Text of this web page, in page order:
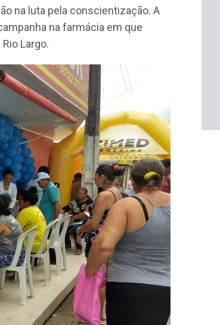
na luta pela conscientização. A
na farmácia em que
Largo.